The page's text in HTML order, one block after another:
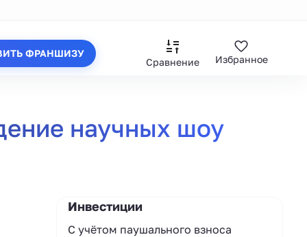
ФРАНШИЗУ
Сравнение Избранное
научных шоу
Инвестиции
С учётом паушального взноса